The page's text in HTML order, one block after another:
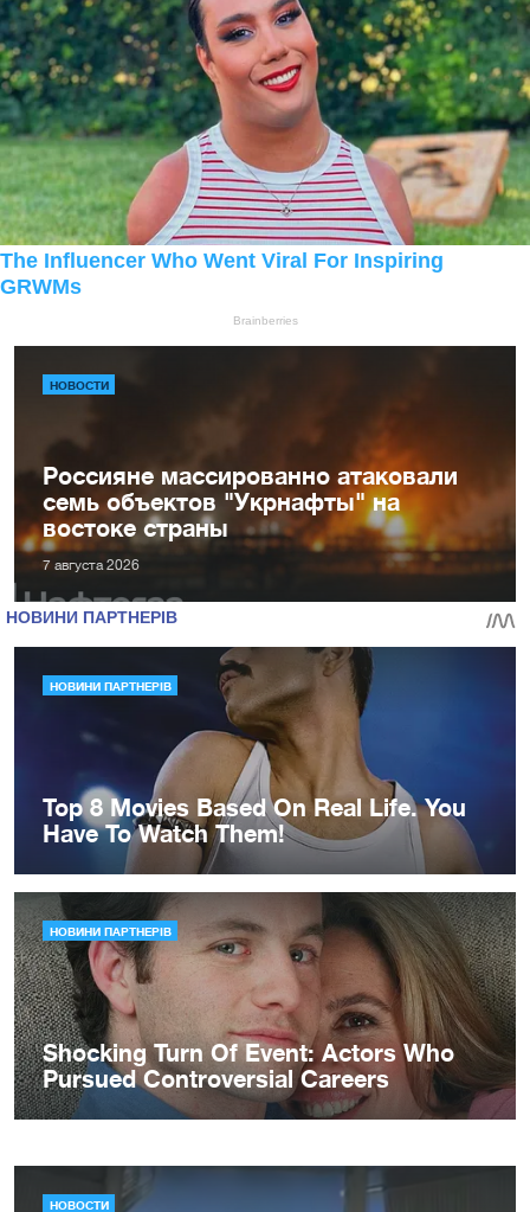
НОВОСТИ
Россияне массированно атаковали
семь объектов "Укрнафты" на
востоке страны
7 августа 2026
НОВОСТИ